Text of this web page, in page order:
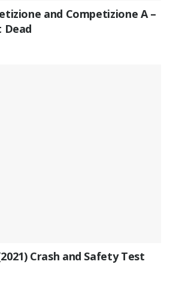
and Competizione A –
Dead
Crash and Safety Test